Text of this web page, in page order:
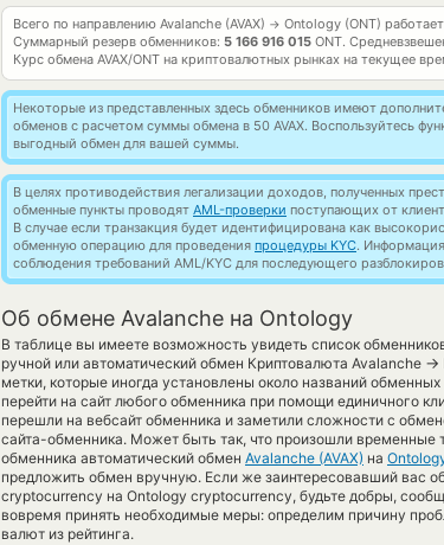
Всего по направлению Avalanche (AVAX) → Ontology (ONT) работает
Суммарный резерв обменников: 5 166 916 015 ONT.
Курс обмена AVAX/ONT на криптовалютных рынках на текущее
Некоторые из представленных здесь обменников имеют
обменов с расчетом суммы обмена в 50 AVAX. Воспользуйтесь
выгодный обмен для вашей суммы.
В целях противодействия легализации доходов, полученных
обменные пункты проводят AML-проверки поступающих от
В случае если транзакция будет идентифицирована как
обменную операцию для проведения процедуры KYC.
соблюдения требований AML/KYC для последующего
Об обмене Avalanche на Ontology
В таблице вы имеете возможность увидеть список
ручной или автоматический обмен Криптовалюта Avalanche →
метки, которые иногда установлены около названий
перейти на сайт любого обменника при помощи единичного
перешли на вебсайт обменника и заметили сложности с
сайта-обменника. Может быть так, что произошли временные
обменника автоматический обмен Avalanche (AVAX) на
предложить обмен вручную. Если же заинтересовавший вас
cryptocurrency на Ontology cryptocurrency, будьте добры,
вовремя принять необходимые меры: определим причину
валют из рейтинга.